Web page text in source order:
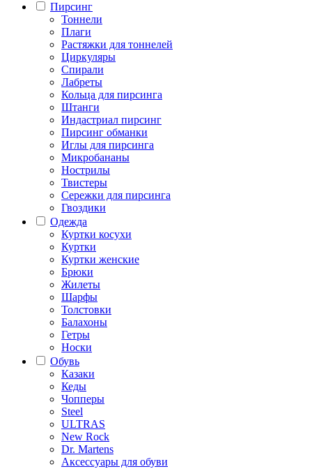
Пирсинг
Тоннели
Плаги
Растяжки для тоннелей
Циркуляры
Спирали
Лабреты
Кольца для пирсинга
Штанги
Индастриал пирсинг
Пирсинг обманки
Иглы для пирсинга
Микробананы
Нострилы
Твистеры
Сережки для пирсинга
Гвоздики
Одежда
Куртки косухи
Куртки
Куртки женские
Брюки
Жилеты
Шарфы
Толстовки
Балахоны
Гетры
Носки
Обувь
Казаки
Кеды
Чопперы
Steel
ULTRAS
New Rock
Dr. Martens
Аксессуары для обуви